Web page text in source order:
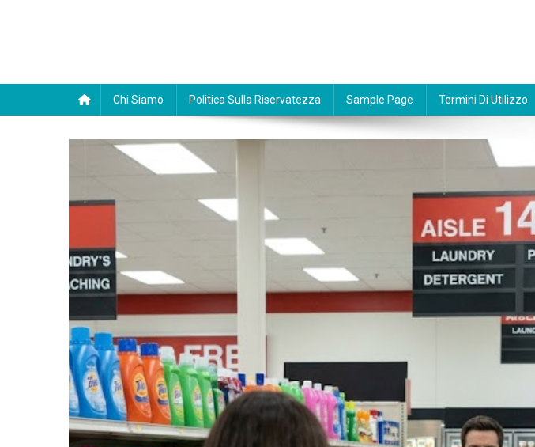
Chi Siamo Politica Sulla Riservatezza Sample Page Termini Di Utilizzo